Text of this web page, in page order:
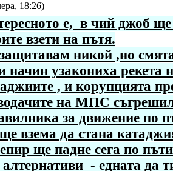
18:26)
е, в чий джоб ще
взети на пътя.
никой ,но
начин узакониха рекета
, и корупцията
на МПС
за движение по
взема да стана
ще падне сега по
алтернативи - едната да